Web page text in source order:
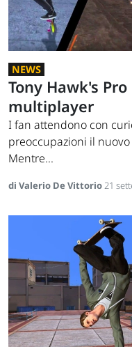
NEWS
Tony Hawk's
multiplayer
I fan attendono con
preoccupazioni il nuovo
Mentre...
di Valerio De Vittorio21